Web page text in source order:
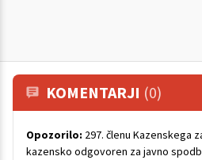
KOMENTARJI (0)
Opozorilo: 297. členu Kazenskega
kazensko odgovoren za javno